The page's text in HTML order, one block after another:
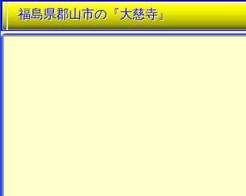
福島県郡山市の『大慈寺』